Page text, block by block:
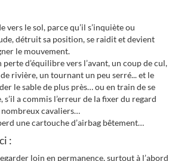
vers le sol, parce qu’il s’inquiète ou
détruit sa position, se raidit et devient
le mouvement.
d’équilibre vers l’avant, un coup de cul,
rivière, un tournant un peu serré... et le
le sable de plus près… ou en train de se
s’il a commis l’erreur de la fixer du regard
cavaliers…
une cartouche d’airbag bêtement…
:
loin en permanence, surtout à l’abord